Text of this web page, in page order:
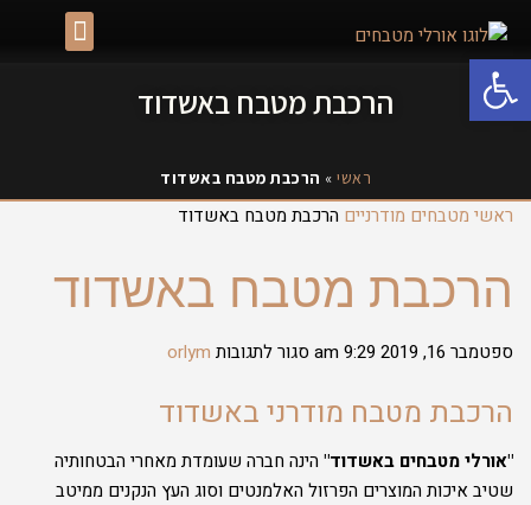
פתח סרגל נגישות
הרכבת מטבח באשדוד
ראשי » הרכבת מטבח באשדוד
ראשי מטבחים מודרניים הרכבת מטבח באשדוד
הרכבת מטבח באשדוד
ספטמבר 16, 2019 9:29 am סגור לתגובות orlym
הרכבת מטבח מודרני באשדוד
"אורלי מטבחים באשדוד" הינה חברה שעומדת מאחרי הבטחותיה
שטיב איכות המוצרים הפרזול האלמנטים וסוג העץ הנקנים ממיטב